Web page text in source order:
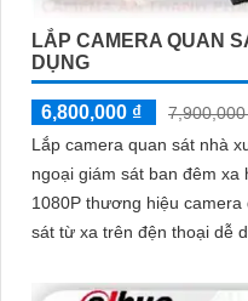
LẮP CAMERA QUAN
DỤNG
6,800,000 ₫
7,900,000
Lắp camera quan sát nhà
ngoại giám sát ban đêm
1080P thương hiệu
sát từ xa trên đện thoại dễ